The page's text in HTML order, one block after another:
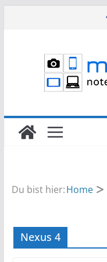
Du bist hier:Home
Nexus 4